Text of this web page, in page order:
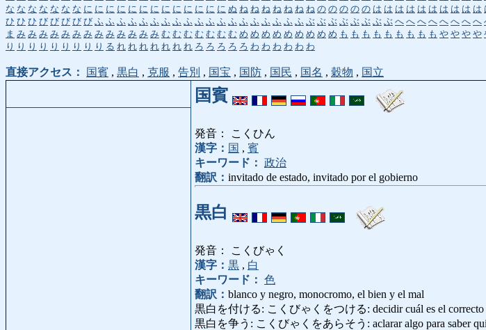
な な な な な な な に に に に に に に に に に に に に ぬ ね ね ね ね ね ね ね の の の の の は は は は は は は は は は
ひ ひ ひ び び び び び ふ ふ ふ ふ ふ ふ ふ ふ ふ ふ ふ ふ ふ ふ ふ ふ ふ ふ ふ ぶ ぶ ぶ ぶ ぶ ぶ ぶ ぶ へ へ へ へ へ へ へ へ
ま み み み み み み み み み み み み み む む む む む む む め め め め め め め め め も も も も も も も も も や や や や
り り り り り り り り り る れ れ れ れ れ れ れ ろ ろ ろ ろ ろ わ わ わ わ わ わ
直接アクセス： 国賓 , 黒白 , 克服 , 告別 , 国宝 , 国防 , 国民 , 国名 , 穀物 , 国立
国賓
発音： こくひん
漢字： 国 , 賓
キーワード： 政治
翻訳： invitado de estado, invitado por el gobierno
黒白
発音： こくびゃく
漢字： 黒 , 白
キーワード： 色
翻訳： blanco y negro, monocromo, el bien y el mal
黒白を付ける: こくびゃくをつける: decidir cuál es el
黒白を争う: こくびゃくをあらそう: aclarar algo para saber